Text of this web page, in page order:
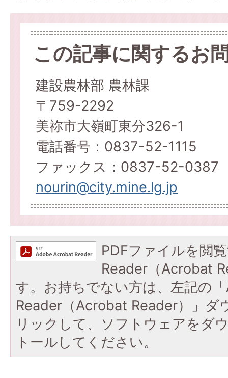
この記事に関するお
建設農林部 農林課
〒759-2292
美祢市大嶺町東分326-1
電話番号：0837-52-1115
ファックス：0837-52-0387
nourin@city.mine.lg.jp
PDFファイルを閲
Reader（Acrobat
す。お持ちでない方は、左記の
Reader（Acrobat Reader）」ダ
リックして、ソフトウェアをダ
トールしてください。